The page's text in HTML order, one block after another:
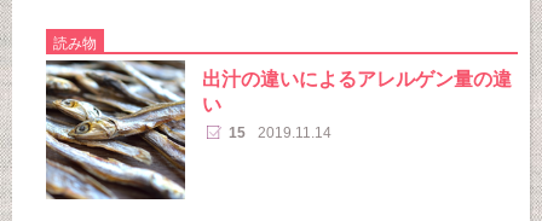
読み物
出汁の違いによるアレルゲン量の違
い
15 2019.11.14